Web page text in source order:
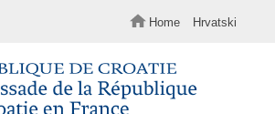
Home Hrvatski